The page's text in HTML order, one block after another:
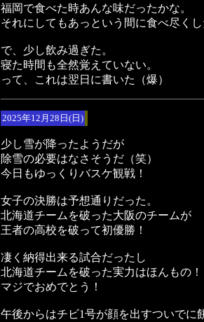
福岡で食べた時あんな味だったかな。
それにしてもあっという間に食べ尽く
で、少し飲み過ぎた。
寝た時間も全然覚えていない。
って、これは翌日に書いた（爆）
2025年12月28日(日)
少し雪が降ったようだが
除雪の必要はなさそうだ（笑）
今日もゆっくりバスケ観戦！
女子の決勝は予想通りだった。
北海道チームを破った大阪のチームが
王者の高校を破って初優勝！
凄く納得出来る試合だったし
北海道チームを破った実力はほんもの！
マジでおめでとう！
午後からはチビ1号が顔を出すついでに